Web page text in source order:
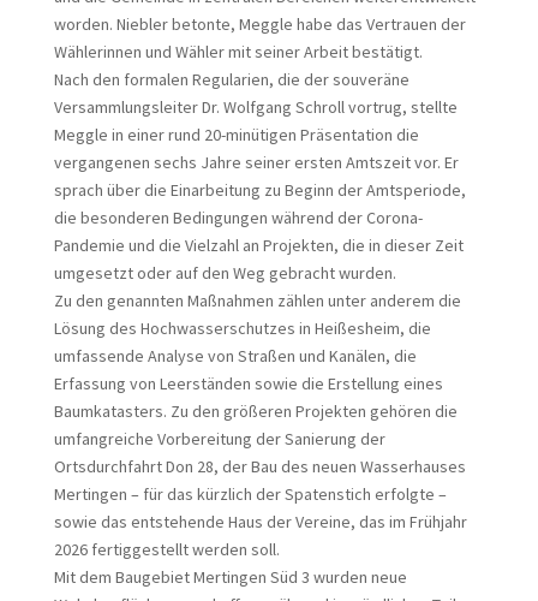
worden. Niebler betonte, Meggle habe das Vertrauen der
Wählerinnen und Wähler mit seiner Arbeit bestätigt.
Nach den formalen Regularien, die der souveräne
Versammlungsleiter Dr. Wolfgang Schroll vortrug, stellte
Meggle in einer rund 20-minütigen Präsentation die
vergangenen sechs Jahre seiner ersten Amtszeit vor. Er
sprach über die Einarbeitung zu Beginn der Amtsperiode,
die besonderen Bedingungen während der Corona-
Pandemie und die Vielzahl an Projekten, die in dieser Zeit
umgesetzt oder auf den Weg gebracht wurden.
Zu den genannten Maßnahmen zählen unter anderem die
Lösung des Hochwasserschutzes in Heißesheim, die
umfassende Analyse von Straßen und Kanälen, die
Erfassung von Leerständen sowie die Erstellung eines
Baumkatasters. Zu den größeren Projekten gehören die
umfangreiche Vorbereitung der Sanierung der
Ortsdurchfahrt Don 28, der Bau des neuen Wasserhauses
Mertingen – für das kürzlich der Spatenstich erfolgte –
sowie das entstehende Haus der Vereine, das im Frühjahr
2026 fertiggestellt werden soll.
Mit dem Baugebiet Mertingen Süd 3 wurden neue